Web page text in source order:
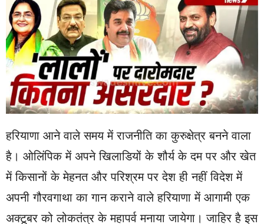
हरियाणा आने वाले समय में राजनीति का कुरुक्षेत्र बनने वाला
है। ओलिंपिक में अपने खिलाडियों के शौर्य के दम पर और खेत
में किसानों के मेहनत और परिश्रम पर देश ही नहीं विदेश में
अपनी गौरवगाथा का गान कराने वाले हरियाणा में आगामी एक
अक्टूबर को लोकतंत्र के महापर्व मनाया जायेगा। जाहिर है इस